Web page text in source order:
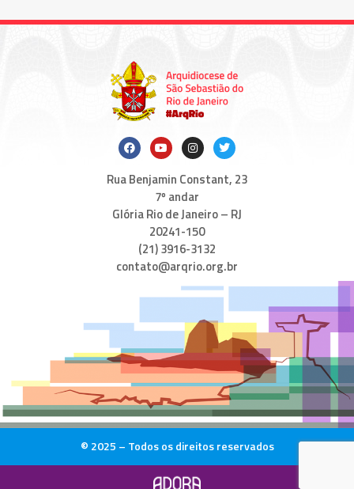
Rua Benjamin Constant, 23
7º andar
Glória Rio de Janeiro – RJ
20241-150
(21) 3916-3132
contato@arqrio.org.br
© 2025 – Todos os direitos reservados